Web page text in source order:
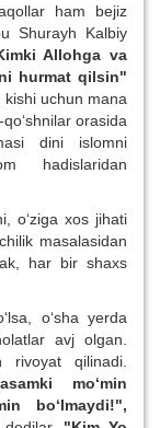
ham bejiz
Shurayh Kalbiy
Allohga va
hurmat qilsin"
kishi uchun mana
orasida
dini islomni
hadislaridan
o‘ziga xos jihati
masalasidan
har bir shaxs
o‘sha yerda
avj olgan.
rivoyat qilinadi.
mo‘min
bo‘lmaydi!",